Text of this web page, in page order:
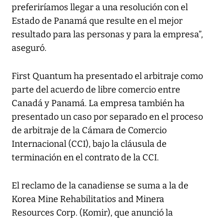
preferiríamos llegar a una resolución con el
Estado de Panamá que resulte en el mejor
resultado para las personas y para la empresa”,
aseguró.
First Quantum ha presentado el arbitraje como
parte del acuerdo de libre comercio entre
Canadá y Panamá. La empresa también ha
presentado un caso por separado en el proceso
de arbitraje de la Cámara de Comercio
Internacional (CCI), bajo la cláusula de
terminación en el contrato de la CCI.
El reclamo de la canadiense se suma a la de
Korea Mine Rehabilitatios and Minera
Resources Corp. (Komir), que anunció la